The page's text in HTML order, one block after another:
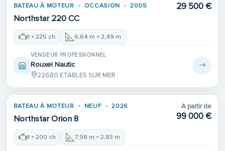
BATEAU À MOTEUR OCCASION 2005
Northstar 220 CC
29 500 €
1 × 225 ch 6,64 m × 2,49 m
VENDEUR PROFESSIONNEL
Rouxel Nautic
22680 ETABLES SUR MER
BATEAU À MOTEUR NEUF 2026
Northstar Orion 8
A partir de
99 000 €
1 × 200 ch 7,98 m × 2,83 m